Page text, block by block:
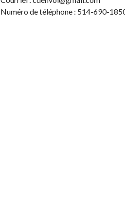
Numéro de téléphone : 514-690-